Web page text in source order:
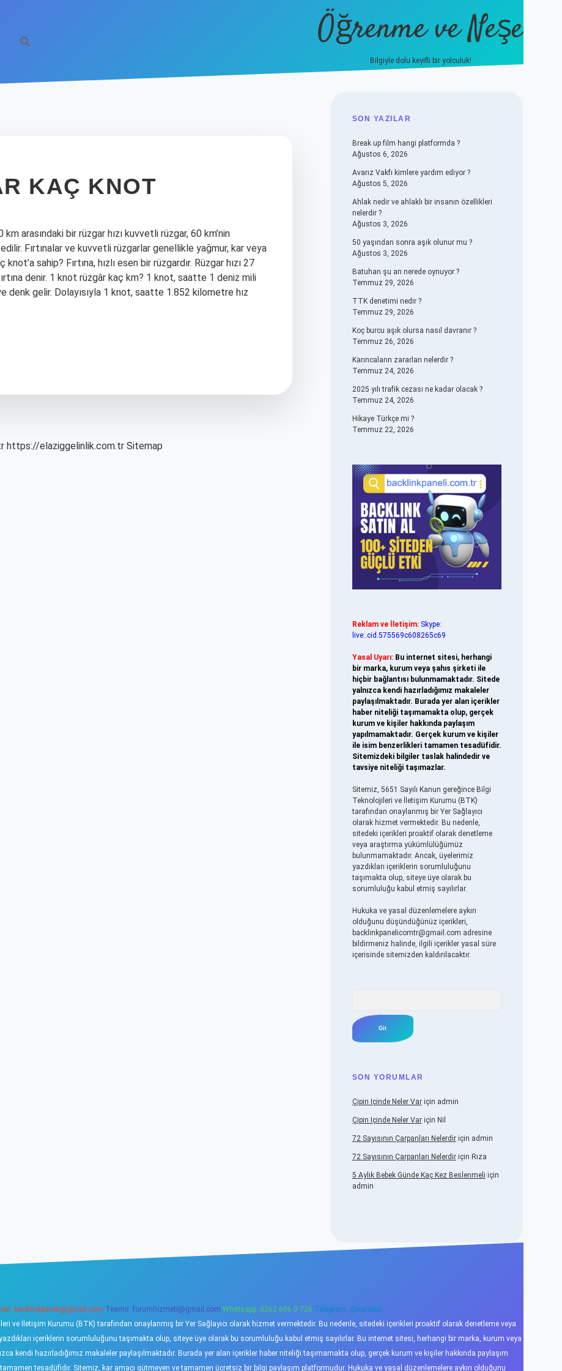
Öğrenme ve Neşe
Bilgiyle dolu keyifli bir yolculuk!
KAÇ KNOT
arasındaki bir rüzgar hızı kuvvetli rüzgar, 60 km’nin
Fırtınalar ve kuvvetli rüzgarlar genellikle yağmur, kar veya
sahip? Fırtına, hızlı esen bir rüzgardır. Rüzgar hızı 27
denir. 1 knot rüzgâr kaç km? 1 knot, saatte 1 deniz mili
denk gelir. Dolayısıyla 1 knot, saatte 1.852 kilometre hız
https://elaziggelinlik.com.tr Sitemap
SIDEBAR
SON YAZILAR
Break up film hangi platformda ?
Ağustos 6, 2026
Avarız Vakfı kimlere yardım ediyor ?
Ağustos 5, 2026
Ahlak nedir ve ahlaklı bir insanın özellikleri
nelerdir ?
Ağustos 3, 2026
50 yaşından sonra aşık olunur mu ?
Ağustos 3, 2026
Batuhan şu an nerede oynuyor ?
Temmuz 29, 2026
TTK denetimi nedir ?
Temmuz 29, 2026
Koç burcu aşık olursa nasıl davranır ?
Temmuz 26, 2026
Karıncaların zararları nelerdir ?
Temmuz 24, 2026
2025 yılı trafik cezası ne kadar olacak ?
Temmuz 24, 2026
Hikaye Türkçe mi ?
Temmuz 22, 2026
Reklam ve İletişim: Skype:
live:.cid.575569c608265c69
Yasal Uyarı: Bu internet sitesi, herhangi
bir marka, kurum veya şahıs şirketi ile
hiçbir bağlantısı bulunmamaktadır. Sitede
yalnızca kendi hazırladığımız makaleler
paylaşılmaktadır. Burada yer alan içerikler
haber niteliği taşımamakta olup, gerçek
kurum ve kişiler hakkında paylaşım
yapılmamaktadır. Gerçek kurum ve kişiler
ile isim benzerlikleri tamamen tesadüfidir.
Sitemizdeki bilgiler taslak halindedir ve
tavsiye niteliği taşımazlar.
Sitemiz, 5651 Sayılı Kanun gereğince Bilgi
Teknolojileri ve İletişim Kurumu (BTK)
tarafından onaylanmış bir Yer Sağlayıcı
olarak hizmet vermektedir. Bu nedenle,
sitedeki içerikleri proaktif olarak denetleme
veya araştırma yükümlülüğümüz
bulunmamaktadır. Ancak, üyelerimiz
yazdıkları içeriklerin sorumluluğunu
taşımakta olup, siteye üye olarak bu
sorumluluğu kabul etmiş sayılırlar.
Hukuka ve yasal düzenlemelere aykırı
olduğunu düşündüğünüz içerikleri,
backlinkpanelicomtr@gmail.com adresine
bildirmeniz halinde, ilgili içerikler yasal süre
içerisinde sitemizden kaldırılacaktır.
SON YORUMLAR
Çipin Içinde Neler Variçin admin
Çipin Içinde Neler Variçin Nil
72 Sayısının Çarpanları Nelerdiriçin admin
72 Sayısının Çarpanları Nelerdiriçin Rıza
5 Aylık Bebek Günde Kaç Kez Beslenmeli için
admin
backlinkpaneli@gmail.com Teams: forumhizmeti@gmail.com Whatsapp: 0262 606 0 726 Telegram: @karabul
ve İletişim Kurumu (BTK) tarafından onaylanmış bir Yer Sağlayıcı olarak hizmet vermektedir. Bu nedenle, sitedeki içerikleri proaktif olarak denetleme veya
içeriklerin sorumluluğunu taşımakta olup, siteye üye olarak bu sorumluluğu kabul etmiş sayılırlar. Bu internet sitesi, herhangi bir marka, kurum veya
kendi hazırladığımız makaleler paylaşılmaktadır. Burada yer alan içerikler haber niteliği taşımamakta olup, gerçek kurum ve kişiler hakkında paylaşım
tesadüfidir. Sitemiz, kar amacı gütmeyen ve tamamen ücretsiz bir bilgi paylaşım platformudur. Hukuka ve yasal düzenlemelere aykırı olduğunu